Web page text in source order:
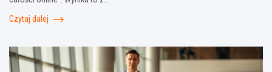
Czytaj dalej